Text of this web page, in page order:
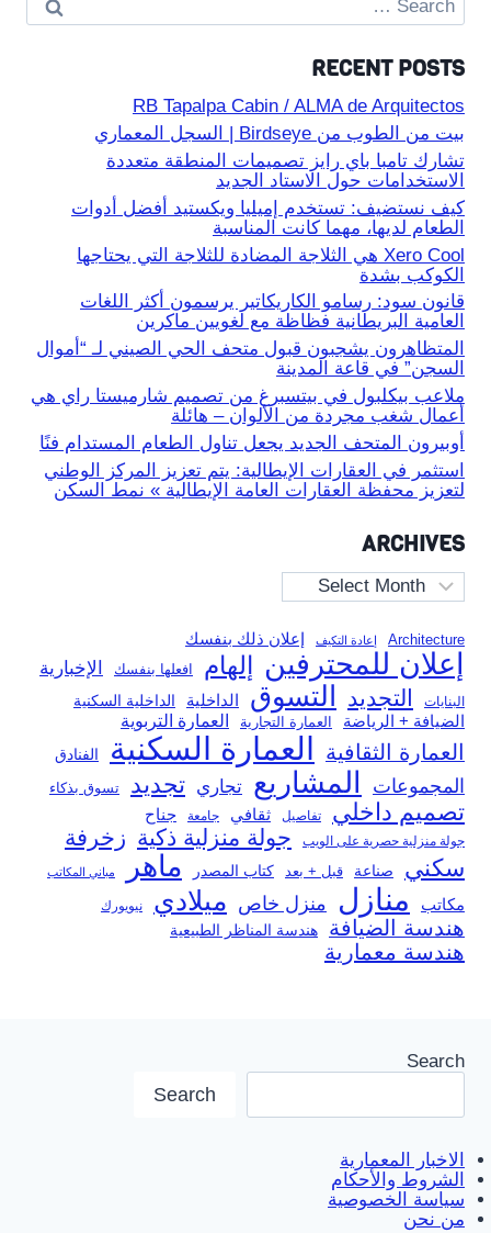
for:
RECENT POSTS
RB Tapalpa Cabin / ALMA de Arquitectos
بيت من الطوب من Birdseye | السجل المعماري
تشارك تامبا باي رايز تصميمات المنطقة متعددة
الاستخدامات حول الاستاد الجديد
كيف نستضيف: تستخدم إميليا ويكستيد أفضل أدوات
الطعام لديها، مهما كانت المناسبة
Xero Cool هي الثلاجة المضادة للثلاجة التي يحتاجها
الكوكب بشدة
قانون سود: رسامو الكاريكاتير يرسمون أكثر اللغات
العامية البريطانية فظاظة مع لغويين ماكرين
المتظاهرون يشجبون قبول متحف الحي الصيني لـ “أموال
السجن” في قاعة المدينة
ملاعب بيكلبول في بيتسبرغ من تصميم شارميستا راي هي
أعمال شغب مجردة من الألوان – هائلة
أوبيرون المتحف الجديد يجعل تناول الطعام المستدام فنًا
استثمر في العقارات الإيطالية: يتم تعزيز المركز الوطني
لتعزيز محفظة العقارات العامة الإيطالية » نمط السكن
ARCHIVES
Archives
Architecture إعادة التكيف إعلان ذلك بنفسك
إعلان للمحترفين إلهام افعلها بنفسك الإخبارية
البنايات التجديد التسوق الداخلية الداخلية السكنية
الضيافة + الرياضة العمارة التجارية العمارة التربوية
العمارة الثقافية العمارة السكنية الفنادق
المجموعات المشاريع تجاري تجديد تسوق بذكاء
تصميم داخلي تفاصيل ثقافي جامعة جناح
جولة منزلية حصرية على الويب جولة منزلية ذكية زخرفة
سكني صناعة قبل + بعد كتاب المصدر ماهر مباني المكاتب
مكاتب منازل منزل خاص ميلادي نيويورك
هندسة الضيافة هندسة المناظر الطبيعية
هندسة معمارية
Search
Search
الاخبار المعمارية
الشروط والأحكام
سياسة الخصوصية
من نحن